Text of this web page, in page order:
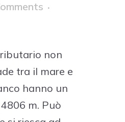
non
tra il mare e
hanno un
m. Può